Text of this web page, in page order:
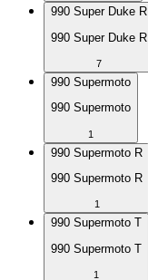
990 Super Duke R
990 Super Duke R
7
990 Supermoto
990 Supermoto
1
990 Supermoto R
990 Supermoto R
1
990 Supermoto T
990 Supermoto T
1